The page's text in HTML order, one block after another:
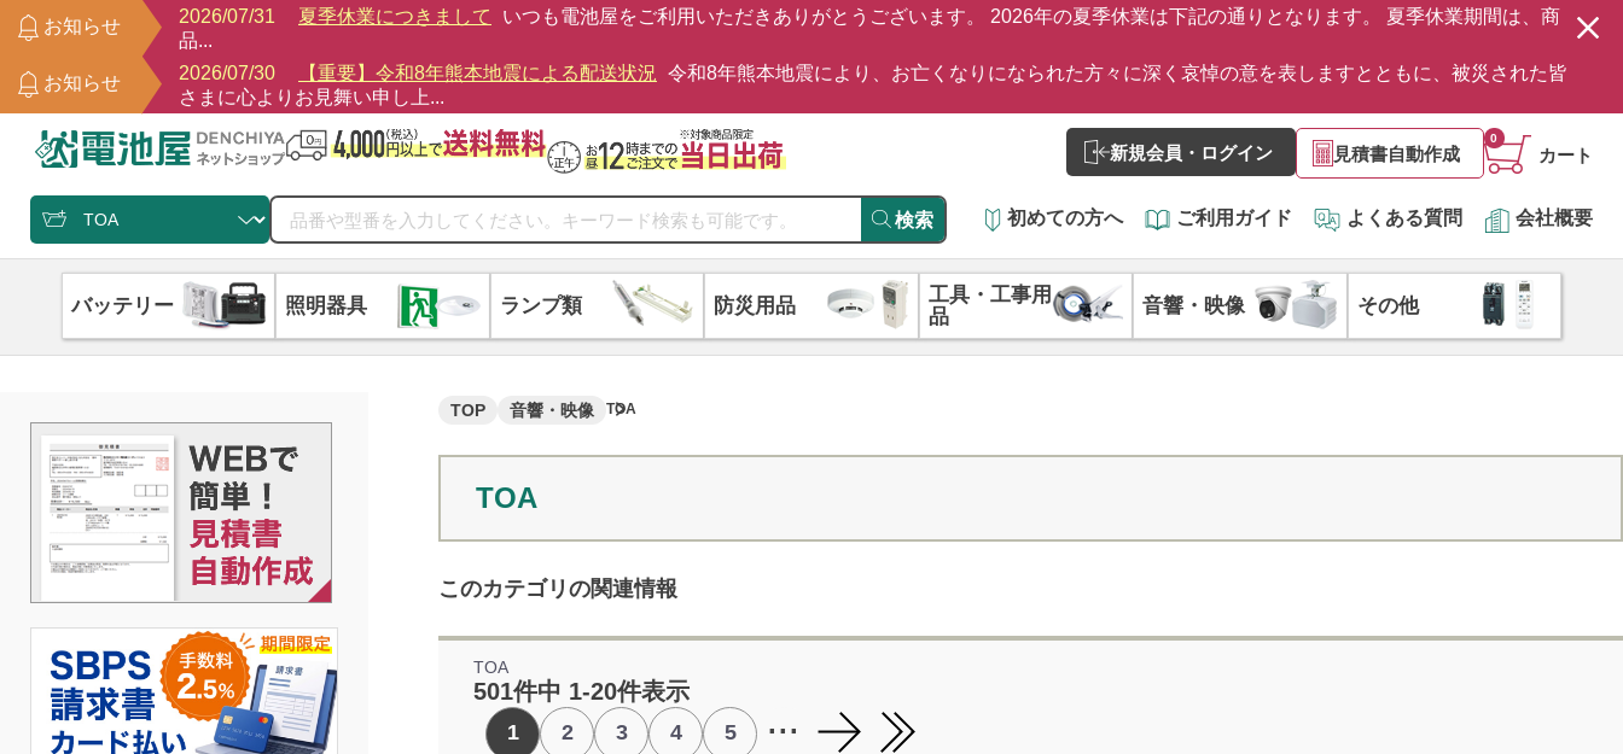
お知らせ
2026/07/31 夏季休業につきまして
いつも電池屋をご利用いただきありがとうございます。 2026年の夏季休業は下記の通りとなります。 夏季休業期間は、商
品...
お知らせ
2026/07/30 【重要】令和8年熊本地震による配送状況 令和8年熊本地震により、お亡くなりになられた方々に深く哀悼の意を表しますとともに、被災された皆
さまに心よりお見舞い申し上...
新規会員・ログイン 見積書自動作成 カート
0
検索 初めての方へ ご利用ガイド よくある質問 会社概要
バッテリー 照明器具 ランプ類 防災用品
工具・工事用
品
音響・映像 その他
TOP 音響・映像 TOA
TOA
このカテゴリの関連情報
TOA
501件中 1-20件表示
1 2 3 4 5 ...